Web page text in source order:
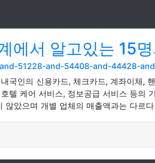
에서 알고있는 15
51228-and-54408-and-44428-
국인의 신용카드, 체크카드, 계좌이체
텔 케어 서비스, 정보공급 서비스 등의
않았으며 개별 업체의 매출액과는 다르